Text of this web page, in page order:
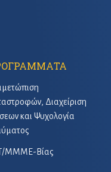
Διαχείριση
και Ψυχολογία
ΜΜΜΕ-Βίας